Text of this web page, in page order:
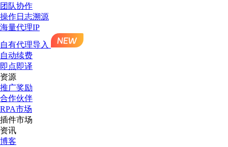
团队协作
操作日志溯源
海量代理IP
自有代理导入
自动续费
即点即译
资源
推广奖励
合作伙伴
RPA市场
插件市场
资讯
博客